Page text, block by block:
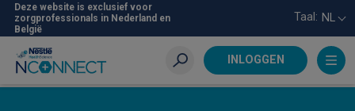
Skip
main
content
Deze website is exclusief voor
zorgprofessionals in Nederland en
België
Taal: NL
INLOGGEN
Zoeken